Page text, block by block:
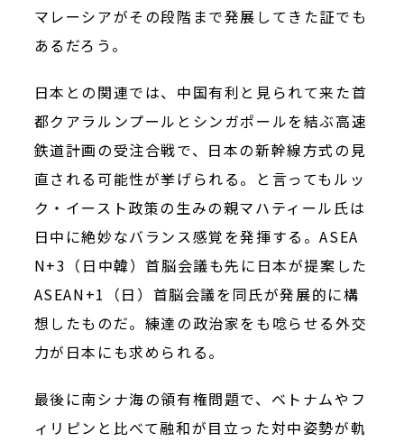
マレーシアがその段階まで発展してきた証でも
あるだろう。
日本との関連では、中国有利と見られて来た首
都クアラルンプールとシンガポールを結ぶ高速
鉄道計画の受注合戦で、日本の新幹線方式の見
直される可能性が挙げられる。と言ってもルッ
ク・イースト政策の生みの親マハティール氏は
日中に絶妙なバランス感覚を発揮する。ASEA
N+3（日中韓）首脳会議も先に日本が提案した
ASEAN+1（日）首脳会議を同氏が発展的に構
想したものだ。練達の政治家をも唸らせる外交
力が日本にも求められる。
最後に南シナ海の領有権問題で、ベトナムやフ
ィリピンと比べて融和が目立った対中姿勢が軌